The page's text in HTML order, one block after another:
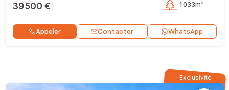
39 500 € 1 033m²
Appeler Contacter WhatsApp
Exclusivité